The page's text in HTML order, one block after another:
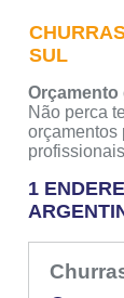
SUL
Orçamento
Não perca
orçamentos
1